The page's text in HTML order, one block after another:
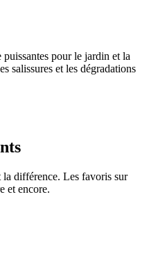
pour le jardin et la
salissures et les dégradations
différence. Les favoris sur
et encore.